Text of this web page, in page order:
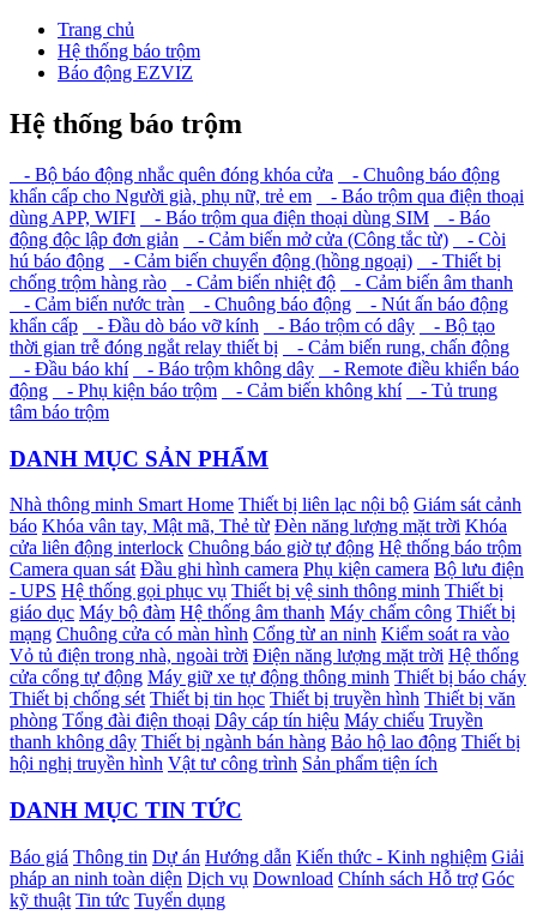
Trang chủ
Hệ thống báo trộm
Báo động EZVIZ
Hệ thống báo trộm
- Bộ báo động nhắc quên đóng khóa cửa
- Chuông báo động
khẩn cấp cho Người già, phụ nữ, trẻ em
- Báo trộm qua điện thoại
dùng APP, WIFI
- Báo trộm qua điện thoại dùng SIM
- Báo
động độc lập đơn giản
- Cảm biến mở cửa (Công tắc từ)
- Còi
hú báo động
- Cảm biến chuyển động (hồng ngoại)
- Thiết bị
chống trộm hàng rào
- Cảm biến nhiệt độ
- Cảm biến âm thanh
- Cảm biến nước tràn
- Chuông báo động
- Nút ấn báo động
khẩn cấp
- Đầu dò báo vỡ kính - Báo trộm có dây
- Bộ tạo
thời gian trễ đóng ngắt relay thiết bị
- Cảm biến rung, chấn động
- Đầu báo khí
- Báo trộm không dây
- Remote điều khiển báo
động
- Phụ kiện báo trộm - Cảm biến không khí
- Tủ trung
tâm báo trộm
DANH MỤC SẢN PHẨM
Nhà thông minh Smart Home Thiết bị liên lạc nội bộ Giám sát cảnh
báo Khóa vân tay, Mật mã, Thẻ từ Đèn năng lượng mặt trời Khóa
cửa liên động interlock Chuông báo giờ tự động Hệ thống báo trộm
Camera quan sát Đầu ghi hình camera Phụ kiện camera Bộ lưu điện
- UPS Hệ thống gọi phục vụ Thiết bị vệ sinh thông minh Thiết bị
giáo dục Máy bộ đàm Hệ thống âm thanh Máy chấm công Thiết bị
mạng Chuông cửa có màn hình Cổng từ an ninh Kiểm soát ra vào
Vỏ tủ điện trong nhà, ngoài trời Điện năng lượng mặt trời Hệ thống
cửa cổng tự động Máy giữ xe tự động thông minh Thiết bị báo cháy
Thiết bị chống sét Thiết bị tin học Thiết bị truyền hình Thiết bị văn
phòng Tổng đài điện thoại Dây cáp tín hiệu Máy chiếu Truyền
thanh không dây Thiết bị ngành bán hàng Bảo hộ lao động Thiết bị
hội nghị truyền hình Vật tư công trình Sản phẩm tiện ích
DANH MỤC TIN TỨC
Báo giá Thông tin Dự án Hướng dẫn Kiến thức - Kinh nghiệm Giải
pháp an ninh toàn diện Dịch vụ Download Chính sách Hỗ trợ Góc
kỹ thuật Tin tức Tuyển dụng